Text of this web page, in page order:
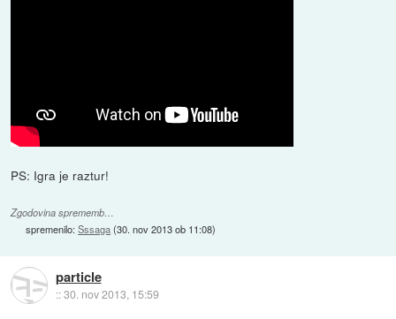
PS: Igra je raztur!
Zgodovina sprememb…
spremenilo:Sssaga(30. nov 2013 ob 11:08)
particle
::30. nov 2013, 15:59